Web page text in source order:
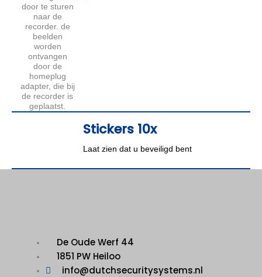
Stickers 10x
Laat zien dat u beveiligd bent
De Oude Werf 44
1851 PW Heiloo
info@dutchsecuritysystems.nl